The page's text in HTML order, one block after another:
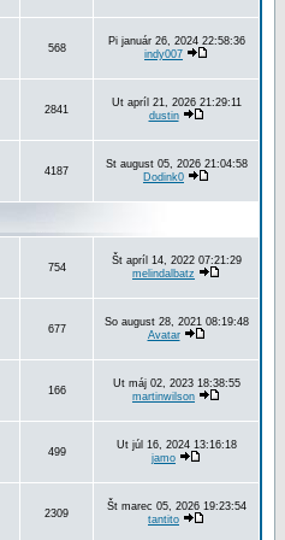
568
Pi január 26, 2024 22:58:36
indy007
2841
Ut apríl 21, 2026 21:29:11
dustin
4187
St august 05, 2026 21:04:58
Dodink0
754
Št apríl 14, 2022 07:21:29
melindalbatz
677
So august 28, 2021 08:19:48
Avatar
166
Ut máj 02, 2023 18:38:55
martinwilson
499
Ut júl 16, 2024 13:16:18
jamo
2309
Št marec 05, 2026 19:23:54
tantito